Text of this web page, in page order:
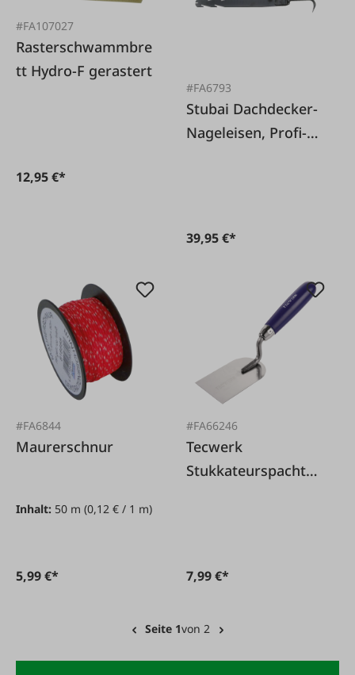
#FA107027
Rasterschwammbre
tt Hydro-F gerastert
12,95 €*
#FA6793
Stubai Dachdecker-
Nageleisen, Profi-
39,95 €*
#FA6844
Maurerschnur
Inhalt: 50 m (0,12 € / 1 m)
5,99 €*
#FA66246
Tecwerk
Stukkateurspachtel
7,99 €*
Seite 1von 2